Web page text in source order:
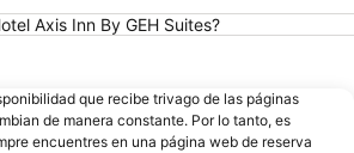
Axis Inn By GEH Suites?
que recibe trivago de las páginas
de manera constante. Por lo tanto, es
encuentres en una página web de reserva